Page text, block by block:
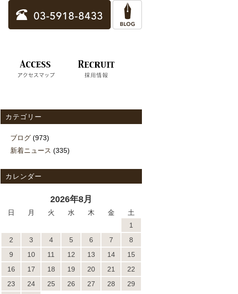
カテゴリー
ブログ (973)
新着ニュース (335)
カレンダー
2026年8月
日 月 火 水 木 金
土
1
2
3 4 5 6 7
8
9
10 11 12 13 14
15
16
17 18 19 20 21
22
23
24 25 26 27 28
29